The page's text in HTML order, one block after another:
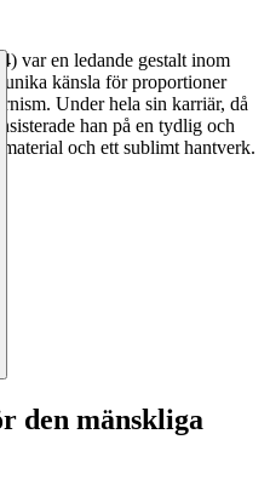
var en ledande gestalt inom
unika känsla för proportioner
Under hela sin karriär, då
han på en tydlig och
och ett sublimt hantverk.
den mänskliga